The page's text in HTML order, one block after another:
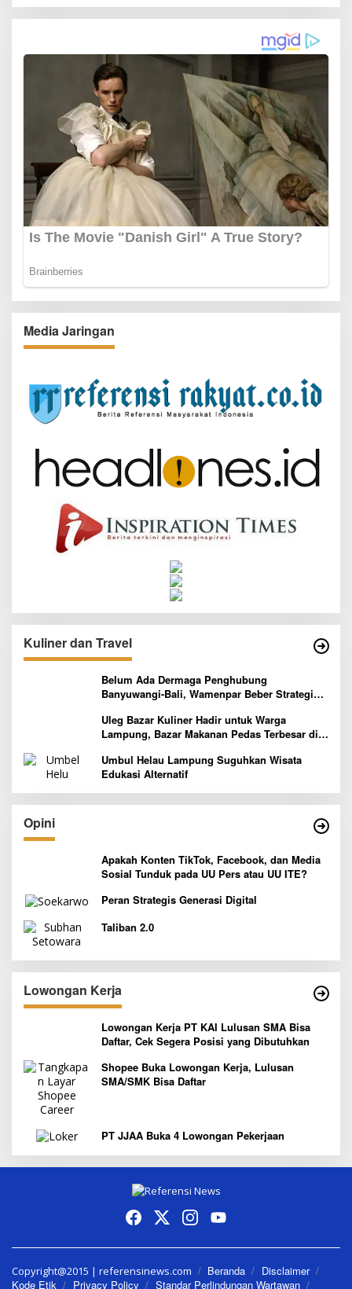
Media Jaringan
Kuliner dan Travel
Belum Ada Dermaga Penghubung
Banyuwangi-Bali, Wamenpar Beber Strategi
Uleg Bazar Kuliner Hadir untuk Warga
Lampung, Bazar Makanan Pedas Terbesar di
Umbul Helau Lampung Suguhkan Wisata
Edukasi Alternatif
Opini
Apakah Konten TikTok, Facebook, dan Media
Sosial Tunduk pada UU Pers atau UU ITE?
Peran Strategis Generasi Digital
Taliban 2.0
Lowongan Kerja
Lowongan Kerja PT KAI Lulusan SMA Bisa
Daftar, Cek Segera Posisi yang Dibutuhkan
Shopee Buka Lowongan Kerja, Lulusan
SMA/SMK Bisa Daftar
PT JJAA Buka 4 Lowongan Pekerjaan
Copyright@2015 | referensinews.com Beranda
Disclaimer
Kode Etik
Privacy Policy Standar Perlindungan Wartawan